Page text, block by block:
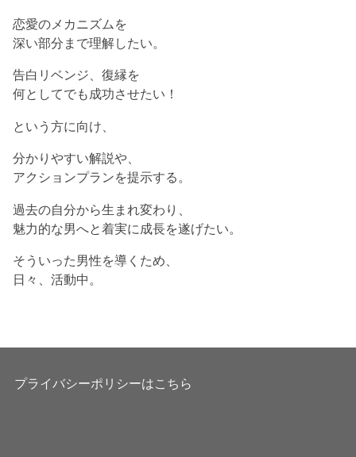
恋愛のメカニズムを
深い部分まで理解したい。
告白リベンジ、復縁を
何としてでも成功させたい！
という方に向け、
分かりやすい解説や、
アクションプランを提示する。
過去の自分から生まれ変わり、
魅力的な男へと着実に成長を遂げたい。
そういった男性を導くため、
日々、活動中。
プライバシーポリシーはこちら